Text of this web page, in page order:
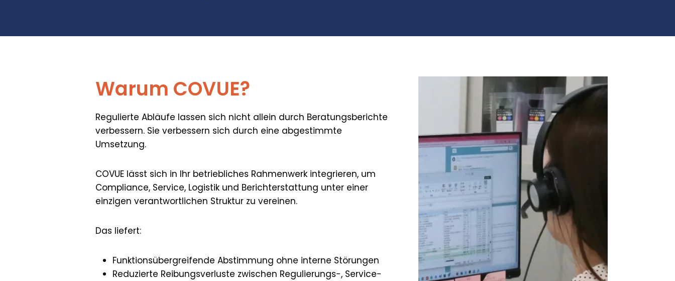
Warum COVUE?
Regulierte Abläufe lassen sich nicht allein durch Beratungsberichte
verbessern. Sie verbessern sich durch eine abgestimmte
Umsetzung.
COVUE lässt sich in Ihr betriebliches Rahmenwerk integrieren, um
Compliance, Service, Logistik und Berichterstattung unter einer
einzigen verantwortlichen Struktur zu vereinen.
Das liefert:
Funktionsübergreifende Abstimmung ohne interne Störungen
Reduzierte Reibungsverluste zwischen Regulierungs-, Service-